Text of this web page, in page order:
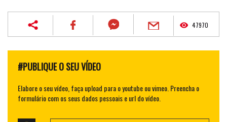
47970
#PUBLIQUE O SEU VÍDEO
Elabore o seu vídeo, faça upload para o youtube ou vimeo. Preencha o
formulário com os seus dados pessoais e url do vídeo.